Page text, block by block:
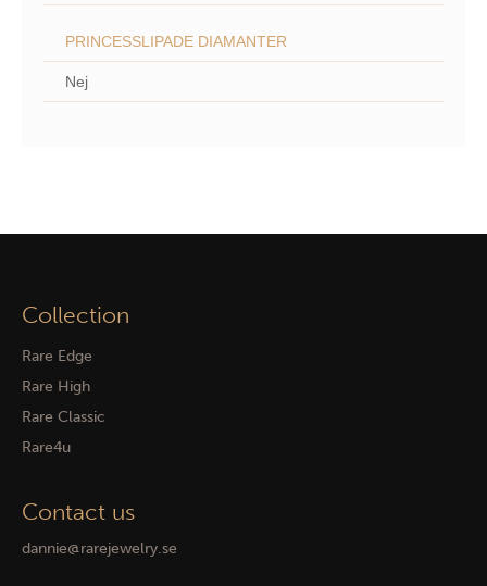
PRINCESSLIPADE DIAMANTER
Nej
Collection
Rare Edge
Rare High
Rare Classic
Rare4u
Contact us
dannie@rarejewelry.se